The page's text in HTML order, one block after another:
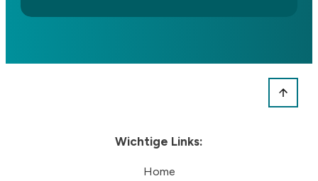
Wichtige Links:
Home